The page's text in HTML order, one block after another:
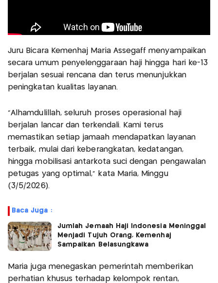
Juru Bicara Kemenhaj Maria Assegaff menyampaikan
secara umum penyelenggaraan haji hingga hari ke-13
berjalan sesuai rencana dan terus menunjukkan
peningkatan kualitas layanan.
“Alhamdulillah, seluruh proses operasional haji
berjalan lancar dan terkendali. Kami terus
memastikan setiap jamaah mendapatkan layanan
terbaik, mulai dari keberangkatan, kedatangan,
hingga mobilisasi antarkota suci dengan pengawalan
petugas yang optimal,” kata Maria, Minggu
(3/5/2026).
Baca Juga :
Jumlah Jemaah Haji Indonesia Meninggal
Menjadi Tujuh Orang, Kemenhaj
Sampaikan Belasungkawa
Maria juga menegaskan pemerintah memberikan
perhatian khusus terhadap kelompok rentan,